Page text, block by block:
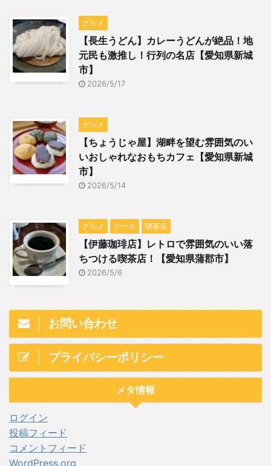
グルメ
【長生うどん】カレーうどんが絶品！地
元民も激推し！行列の名店【愛知県新城
市】
2026/5/17
グルメ
【ちょうじゃ屋】湖畔を望む雰囲気のい
いおしゃれなおもちカフェ【愛知県新城
市】
2026/5/14
グルメ ケーキ 喫茶店
【伊藤珈琲店】レトロで雰囲気のいい落
ちつける喫茶店！【愛知県蒲郡市】
2026/5/6
お問い合わせ
プライバシーポリシー
メタ情報
ログイン
投稿フィード
コメントフィード
WordPress.org